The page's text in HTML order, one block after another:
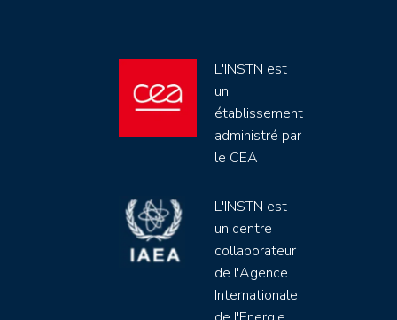
L'INSTN est
un
établissement
administré par
le CEA
L'INSTN est
un centre
collaborateur
de l'Agence
Internationale